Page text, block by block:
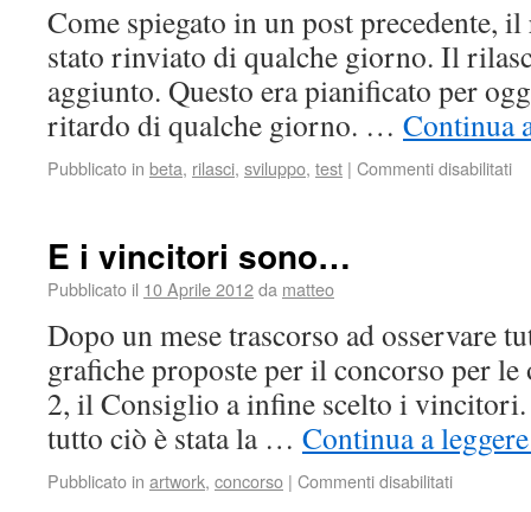
Come spiegato in un post precedente,
stato rinviato di qualche giorno. Il
aggiunto. Questo era pianificato per
ritardo di qualche giorno. … Continua
Pubblicato in beta, rilasci, sviluppo, test | Commenti disabilitati
E i vincitori sono…
Pubblicato il 10 Aprile 2012da matteo
Dopo un mese trascorso ad osservare
grafiche proposte per il concorso per le
2, il Consiglio a infine scelto i
tutto ciò è stata la … Continua a leggere
Pubblicato in artwork, concorso | Commenti disabilitati